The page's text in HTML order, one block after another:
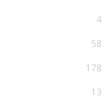
4
58
178
13